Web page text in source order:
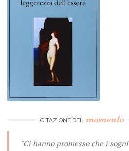
CITAZIONE DEL momento
"Ci hanno promesso che i sogni